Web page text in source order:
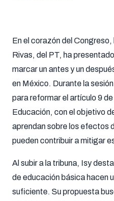
En el corazón del
Rivas, del PT, ha
marcar un antes y un
en México. Durante la
para reformar el artículo 9
Educación, con el objetivo
aprendan sobre los efectos
pueden contribuir a mitigar
Al subir a la tribuna, Isy
de educación básica hacen
suficiente. Su propuesta